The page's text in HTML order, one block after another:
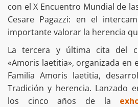
con el X Encuentro Mundial de
Cesare Pagazzi: en el
importante valorar la herencia
La tercera y última cita del
«Amoris laetitia», organizada en
Familia Amoris laetitia,
Tradición y herencia. Lanzado
los cinco años de la